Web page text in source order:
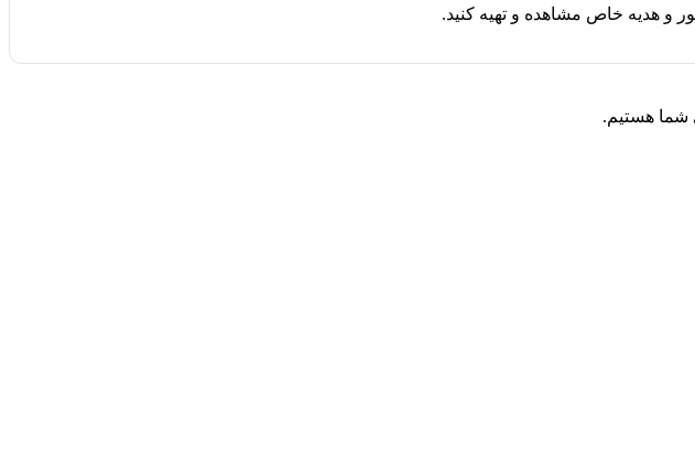
و هدیه خاص مشاهده و تهیه کنید.